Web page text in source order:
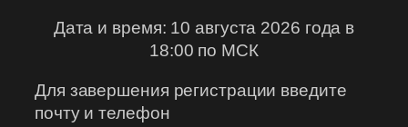
Дата и время: 10 августа 2026 года в
18:00 по МСК
Для завершения регистрации введите
почту и телефон